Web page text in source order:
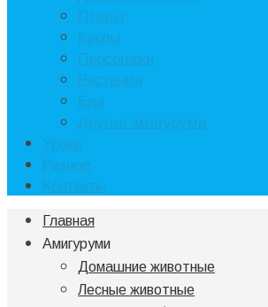
Птицы
Куклы
Персонажи
Растения
Еда
Другие амигуруми
Уроки
Разное
Контакты
Главная
Амигуруми
Домашние животные
Лесные животные